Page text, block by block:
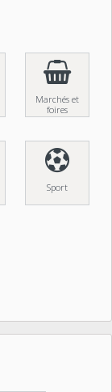
Marchés et
foires
Sport